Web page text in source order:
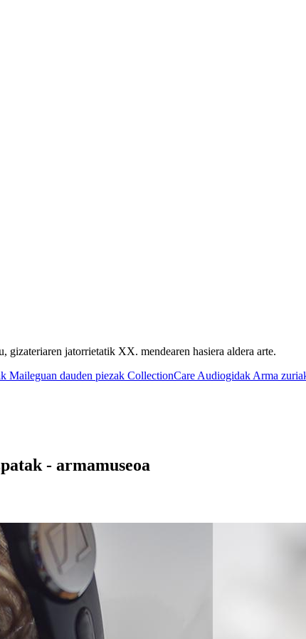
gizateriaren jatorrietatik XX. mendearen hasiera aldera arte.
Maileguan dauden piezak CollectionCare Audiogidak Arma
- armamuseoa